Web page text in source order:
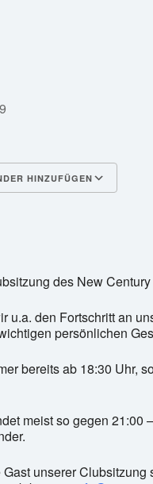
HINZUFÜGEN
des New
u.a. den Fortschritt an
persönlichen
bereits ab 18:30 Uhr,
meist so gegen 21:00
unserer Clubsitzung